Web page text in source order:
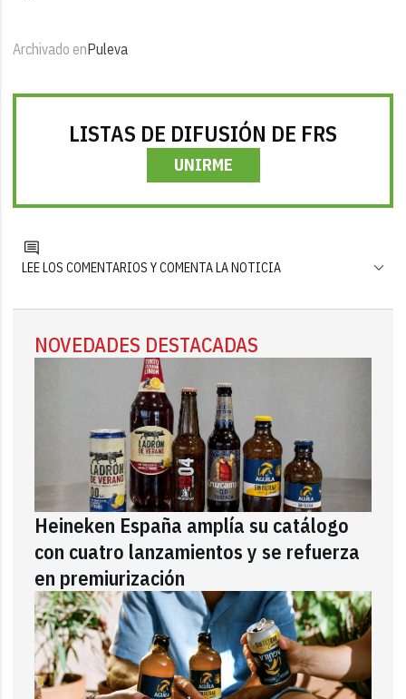
Archivado enPuleva
LISTAS DE DIFUSIÓN DE FRS
UNIRME
LEE LOS COMENTARIOS Y COMENTA LA NOTICIA
NOVEDADES DESTACADAS
Heineken España amplía su catálogo
con cuatro lanzamientos y se refuerza
en premiurización